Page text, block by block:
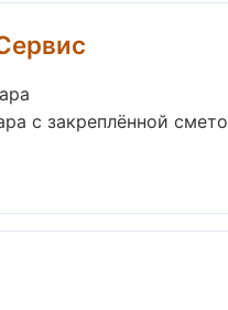
с закреплённой